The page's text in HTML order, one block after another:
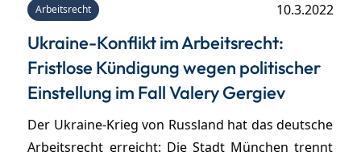
Arbeitsrecht 10.3.2022
Ukraine-Konflikt im Arbeitsrecht:
Fristlose Kündigung wegen politischer
Einstellung im Fall Valery Gergiev
Der Ukraine-Krieg von Russland hat das deutsche
Arbeitsrecht erreicht: Die Stadt München trennt